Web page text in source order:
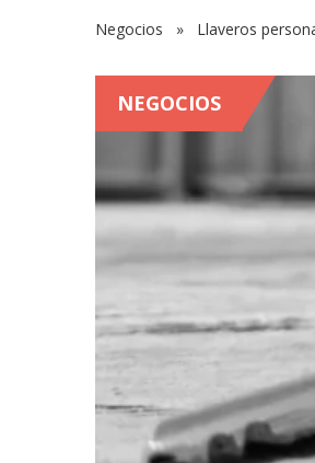
Negocios » Llaveros
NEGOCIOS